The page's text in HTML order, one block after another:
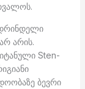
არის.
Sten-
ბევრი